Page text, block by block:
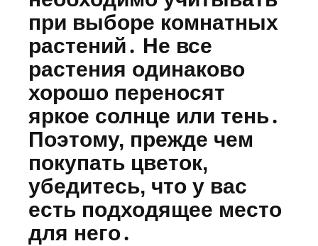
при выборе комнатных
растений․ Не все
растения одинаково
хорошо переносят
яркое солнце или тень․
Поэтому, прежде чем
покупать цветок,
убедитесь, что у вас
есть подходящее место
для него․